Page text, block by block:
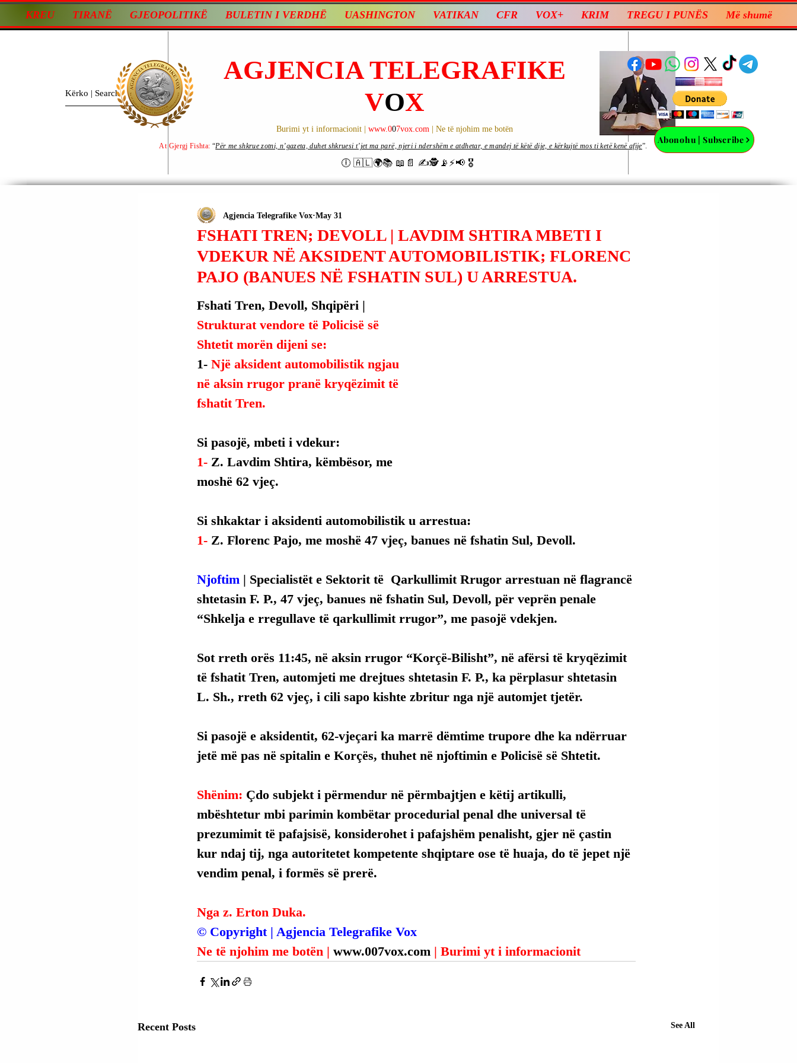
KREU TIRANË GJEOPOLITIKË BULETIN I VERDHË UASHINGTON VATIKAN CFR VOX+ KRIM TREGU I PUNËS Më shumë
AGJENCIA TELEGRAFIKE
VOX
Burimi yt i informacionit | www.007vox.com | Ne të njohim me botën
🕕 🇦🇱🌍📚 📖📄 ✍🕵️📡⚡️📢 🎖
Abonohu | Subscribe
At Gjergj Fishta: “Për me shkrue zotni, n’gazeta, duhet shkruesi t’jet ma parë, njeri i ndershëm e atdhetar, e mandej të këtë dije, e kërkujtë mos ti ketë kenë afije”.
FSHATI TREN; DEVOLL | LAVDIM SHTIRA MBETI I
VDEKUR NË AKSIDENT AUTOMOBILISTIK; FLORENC
PAJO (BANUES NË FSHATIN SUL) U ARRESTUA.
Agjencia Telegrafike Vox May 31
Fshati Tren, Devoll, Shqipëri |
Strukturat vendore të Policisë së
Shtetit morën dijeni se:
1- Një aksident automobilistik ngjau
në aksin rrugor pranë kryqëzimit të
fshatit Tren.
Si pasojë, mbeti i vdekur:
1- Z. Lavdim Shtira, këmbësor, me
moshë 62 vjeç.
Si shkaktar i aksidenti automobilistik u arrestua:
1- Z. Florenc Pajo, me moshë 47 vjeç, banues në fshatin Sul, Devoll.
Njoftim | Specialistët e Sektorit të  Qarkullimit Rrugor arrestuan në flagrancë
shtetasin F. P., 47 vjeç, banues në fshatin Sul, Devoll, për veprën penale
“Shkelja e rregullave të qarkullimit rrugor”, me pasojë vdekjen.
Sot rreth orës 11:45, në aksin rrugor “Korçë-Bilisht”, në afërsi të kryqëzimit
të fshatit Tren, automjeti me drejtues shtetasin F. P., ka përplasur shtetasin
L. Sh., rreth 62 vjeç, i cili sapo kishte zbritur nga një automjet tjetër.
Si pasojë e aksidentit, 62-vjeçari ka marrë dëmtime trupore dhe ka ndërruar
jetë më pas në spitalin e Korçës, thuhet në njoftimin e Policisë së Shtetit.
Shënim: Çdo subjekt i përmendur në përmbajtjen e këtij artikulli,
mbështetur mbi parimin kombëtar procedurial penal dhe universal të
prezumimit të pafajsisë, konsiderohet i pafajshëm penalisht, gjer në çastin
kur ndaj tij, nga autoritetet kompetente shqiptare ose të huaja, do të jepet një
vendim penal, i formës së prerë.
Nga z. Erton Duka.
© Copyright | Agjencia Telegrafike Vox
Ne të njohim me botën | www.007vox.com | Burimi yt i informacionit
Recent Posts See All